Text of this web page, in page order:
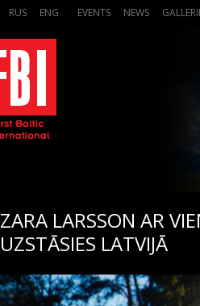
RUS ENG EVENTS NEWS
ZARA LARSSON AR
UZSTĀSIES LATVIJĀ